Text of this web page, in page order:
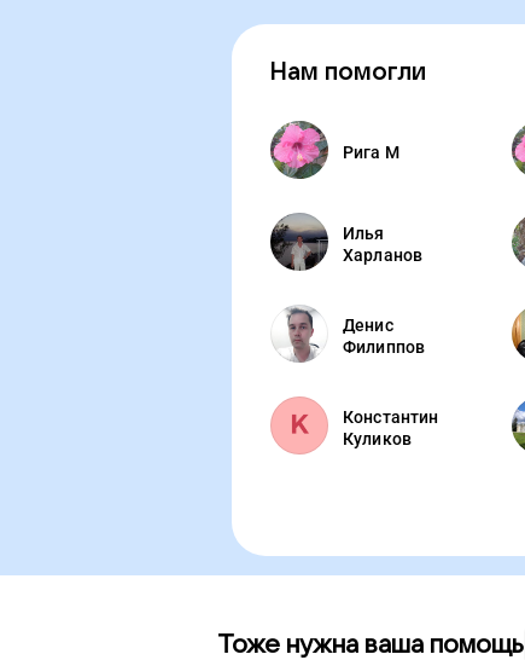
Нам помогли
Рига М
Илья
Харланов
Денис
Филиппов
Константин
Куликов
Тоже нужна ваша помощь